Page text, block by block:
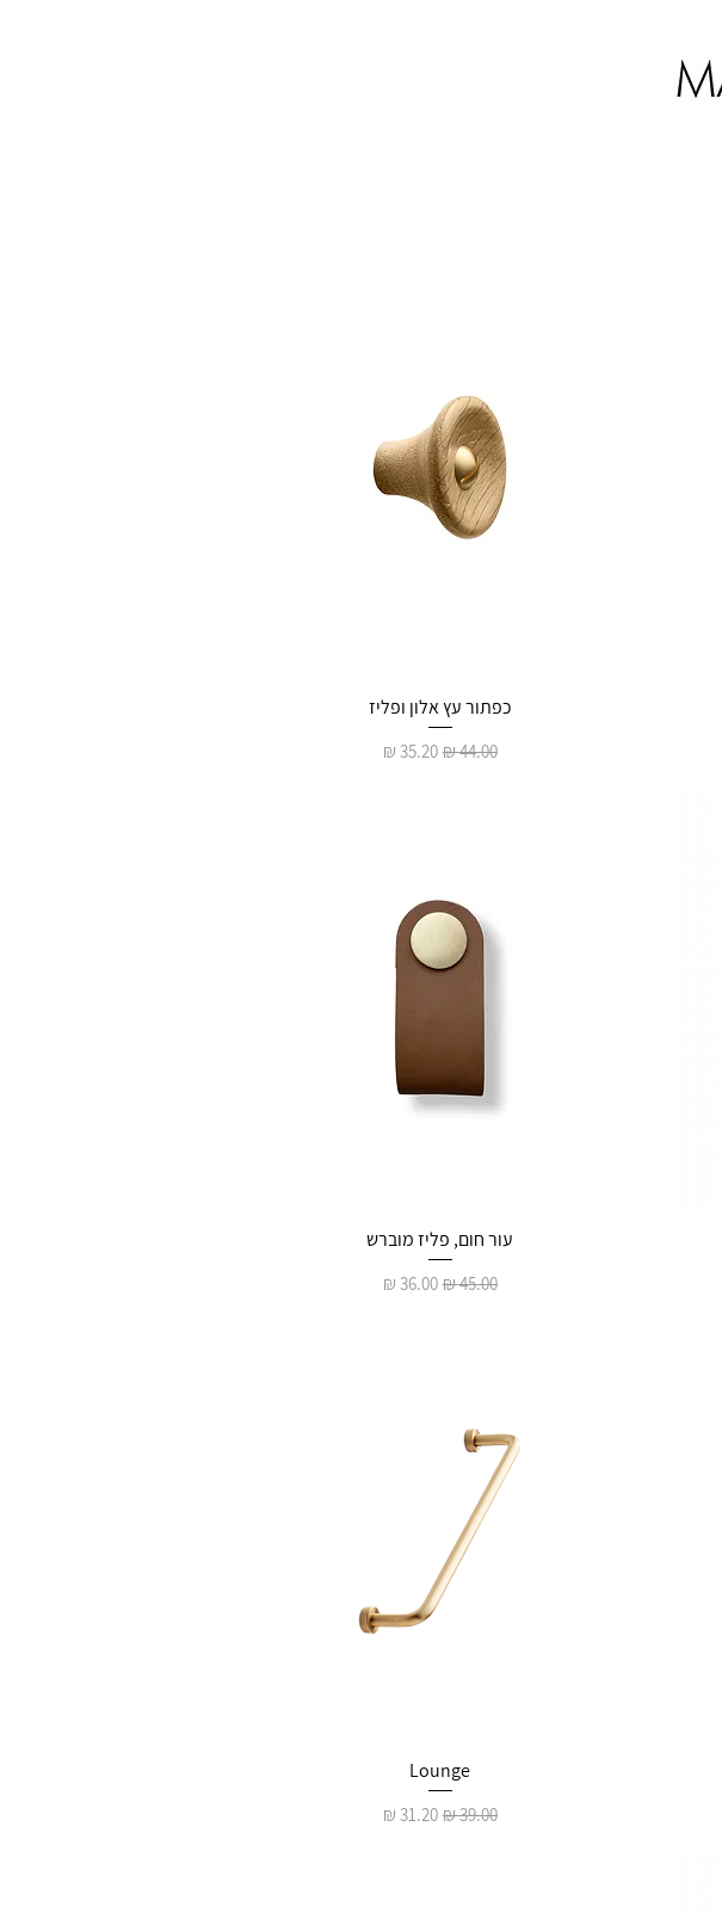
כפתור עץ אלון ופליז
מחיר רגיל‏44.00 ‏₪ מחיר מבצע‏35.20 ‏₪
עור חום, פליז מוברש
מחיר רגיל‏45.00 ‏₪ מחיר מבצע‏36.00 ‏₪
Lounge
מחיר רגיל‏39.00 ‏₪ מחיר מבצע‏31.20 ‏₪